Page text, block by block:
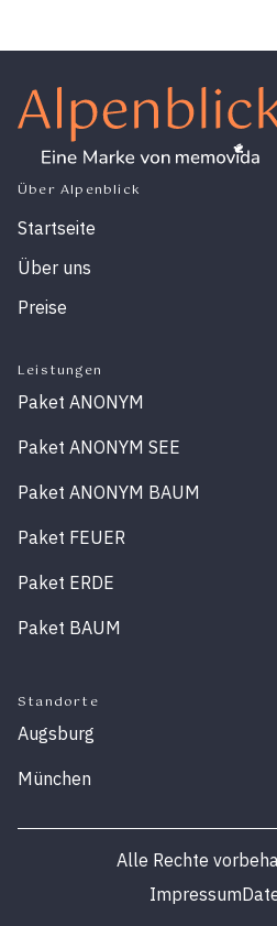
Über Alpenblick
Startseite
Über uns
Preise
Leistungen
Paket ANONYM
Paket ANONYM SEE
Paket ANONYM BAUM
Paket FEUER
Paket ERDE
Paket BAUM
Standorte
Augsburg
München
Alle Rechte
Impressum